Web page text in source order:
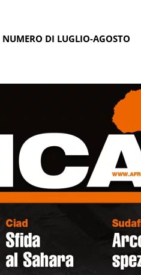
NUMERO DI LUGLIO-AGOSTO